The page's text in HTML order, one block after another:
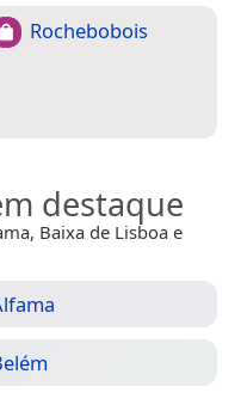
Rochebobois
destaque
Baixa de Lisboa e